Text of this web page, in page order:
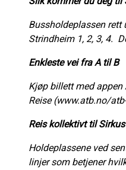
Bussholdeplassen rett
Strindheim 1, 2, 3, 4.
Enkleste vei fra A til B
Kjøp billett med
Reise (www.atb.no/
Reis kollektivt til
Holdeplassene ved
linjer som betjener